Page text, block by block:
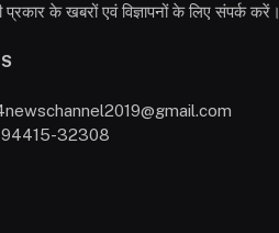
के खबरों एवं विज्ञापनों के लिए संपर्क करें।
94415-32308